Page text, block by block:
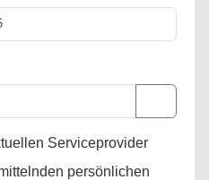
Serviceprovider
persönlichen